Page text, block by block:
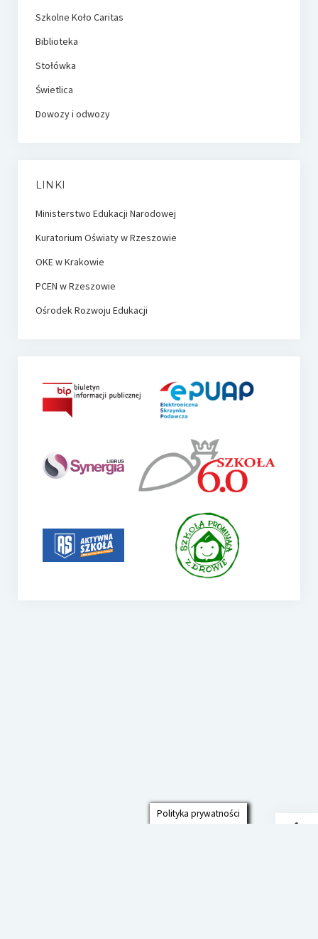
Szkolne Koło Caritas
Biblioteka
Stołówka
Świetlica
Dowozy i odwozy
LINKI
Ministerstwo Edukacji Narodowej
Kuratorium Oświaty w Rzeszowie
OKE w Krakowie
PCEN w Rzeszowie
Ośrodek Rozwoju Edukacji
Polityka prywatności